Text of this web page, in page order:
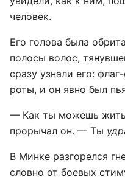
человек.
Его голова была
полосы волос,
сразу узнали его:
роты, и он явно был
— Как ты можешь
прорычал он. — Ты
В Минке разгорелся
словно от боевых